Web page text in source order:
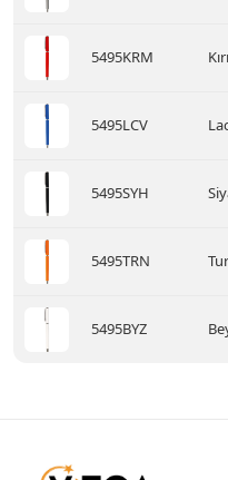
5495KRM
5495LCV
5495SYH
5495TRN
5495BYZ